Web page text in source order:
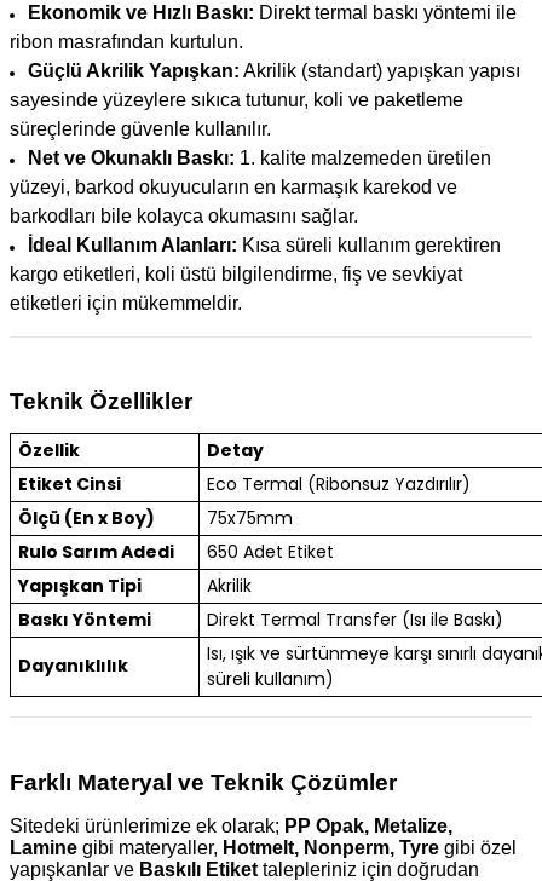
Ekonomik ve Hızlı Baskı: Direkt termal baskı yöntemi ile
ribon masrafından kurtulun.
Güçlü Akrilik Yapışkan: Akrilik (standart) yapışkan yapısı
sayesinde yüzeylere sıkıca tutunur, koli ve paketleme
süreçlerinde güvenle kullanılır.
Net ve Okunaklı Baskı: 1. kalite malzemeden üretilen
yüzeyi, barkod okuyucuların en karmaşık karekod ve
barkodları bile kolayca okumasını sağlar.
İdeal Kullanım Alanları: Kısa süreli kullanım gerektiren
kargo etiketleri, koli üstü bilgilendirme, fiş ve sevkiyat
etiketleri için mükemmeldir.
Teknik Özellikler
Özellik
Detay
Etiket Cinsi
Eco Termal (Ribonsuz Yazdırılır)
Ölçü (En x Boy)
75x75mm
Rulo Sarım Adedi
650 Adet Etiket
Yapışkan Tipi
Akrilik
Baskı Yöntemi
Direkt Termal Transfer (Isı ile Baskı)
Dayanıklılık
Isı, ışık ve sürtünmeye karşı sınırlı
süreli kullanım)
Farklı Materyal ve Teknik Çözümler
Sitedeki ürünlerimize ek olarak; PP Opak, Metalize,
Lamine gibi materyaller, Hotmelt, Nonperm, Tyre gibi özel
yapışkanlar ve Baskılı Etiket talepleriniz için doğrudan